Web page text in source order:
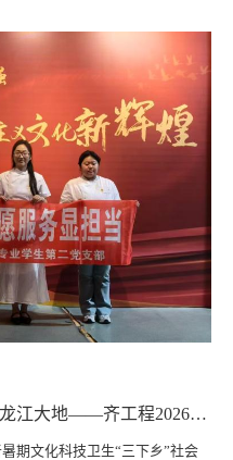
【成在齐工程】把青春写在龙江大地——齐工程2026“三下乡”圆满收官
期文化科技卫生“三下乡”社会